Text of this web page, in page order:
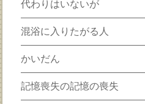
代わりはいないが
混浴に入りたがる人
かいだん
記憶喪失の記憶の喪失